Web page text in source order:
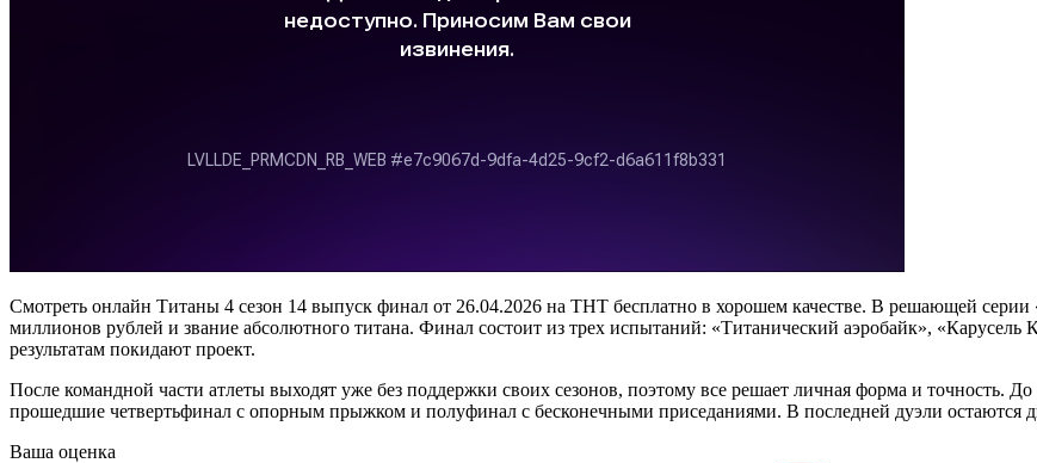
Смотреть онлайн Титаны 4 сезон 14 выпуск финал от 26.04.2026 на ТНТ бесплатно в хорошем качестве. В решающей серии
миллионов рублей и звание абсолютного титана. Финал состоит из трех испытаний: «Титанический аэробайк»,
результатам покидают проект.
После командной части атлеты выходят уже без поддержки своих сезонов, поэтому все решает личная форма и точность.
прошедшие четвертьфинал с опорным прыжком и полуфинал с бесконечными приседаниями. В последней дуэли остаются
Ваша оценка